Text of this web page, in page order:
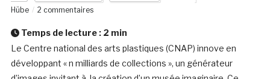
Hübe
2 commentaires
Temps de lecture : 2 min
Le Centre national des arts plastiques (CNAP) innove en
développant « n milliards de collections », un générateur